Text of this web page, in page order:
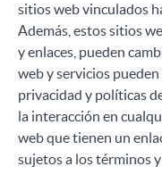
sitios web vinculados
Además, estos sitios
y enlaces, pueden
web y servicios
privacidad y políticas
la interacción en
web que tienen un
sujetos a los términos